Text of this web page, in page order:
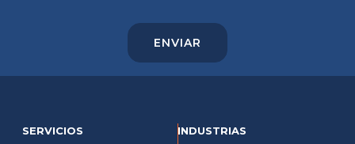
SERVICIOS INDUSTRIAS